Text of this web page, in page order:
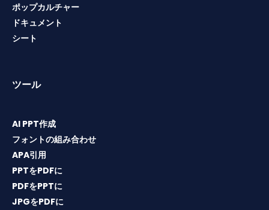
ポップカルチャー
ドキュメント
シート
ツール
AI PPT作成
フォントの組み合わせ
APA引用
PPTをPDFに
PDFをPPTに
JPGをPDFに